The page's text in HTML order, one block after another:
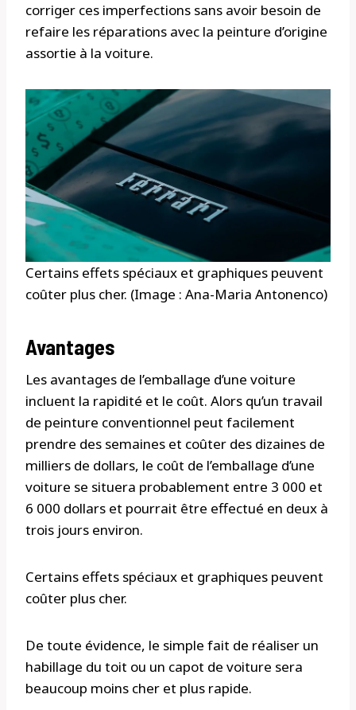
corriger ces imperfections sans avoir besoin de
refaire les réparations avec la peinture d’origine
assortie à la voiture.
Certains effets spéciaux et graphiques peuvent
coûter plus cher. (Image : Ana-Maria Antonenco)
Avantages
Les avantages de l’emballage d’une voiture
incluent la rapidité et le coût. Alors qu’un travail
de peinture conventionnel peut facilement
prendre des semaines et coûter des dizaines de
milliers de dollars, le coût de l’emballage d’une
voiture se situera probablement entre 3 000 et
6 000 dollars et pourrait être effectué en deux à
trois jours environ.
Certains effets spéciaux et graphiques peuvent
coûter plus cher.
De toute évidence, le simple fait de réaliser un
habillage du toit ou un capot de voiture sera
beaucoup moins cher et plus rapide.